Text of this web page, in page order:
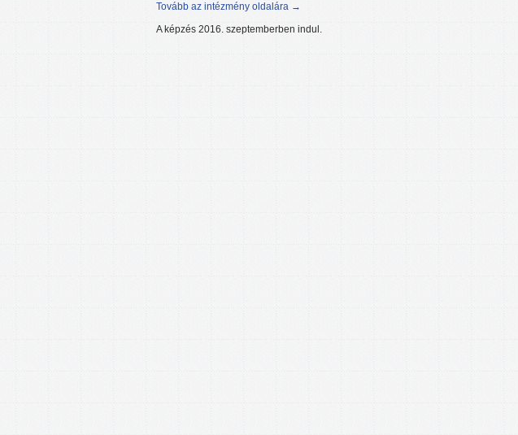
Tovább az intézmény oldalára →
A képzés 2016. szeptemberben indul.